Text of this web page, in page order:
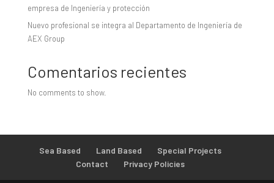
empresa de Ingeniería y protección
Nuevo profesional se integra al Departamento de Ingeniería de
AEX Group
Comentarios recientes
No comments to show.
Sea Based Land Based
Special Projects
Contact
Privacy Policies